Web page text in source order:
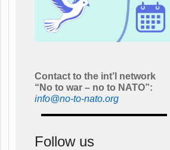
Contact to the int’l network
“No to war – no to NATO”:
info@no-to-nato.org
Follow us